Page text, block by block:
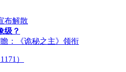
布解散
级？
：《诡秘之主》领衔